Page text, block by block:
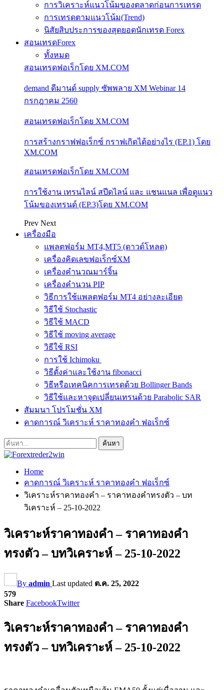
การวิเคราะห์แนวโน้มของตลาดก่อนการเทรด
การเทรดตามแนวโน้ม(Trend)
นิสัยสิบประการของสุดยอดนักเทรด Forex
สอนเทรดForex
ทั้งหมด
สอนเทรดฟอเร็กโดย XM.COM
demand ดีมานด์ supply ซัพพลาย XM Webinar 14
กรกฎาคม 2560
สอนเทรดฟอเร็กโดย XM.COM
การสร้างกราฟฟอเร็กซ์ กราฟเกิดได้อย่างไร (EP.1) โดย
XM.COM
สอนเทรดฟอเร็กโดย XM.COM
การใช้งาน เทรนไลน์ สปีดไลน์ และ แชนแนล เพื่อดูแนว
โน้มของเทรนด์ (EP.3)โดย XM.COM
Prev Next
เครื่องมือ
แพลตฟอร์ม MT4,MT5 (ดาวด์โหลด)
เครื่องคิดเลขฟอเร็กซ์XM
เครื่องคำนวณมาร์จิ้น
เครื่องคำนวน PIP
วิธีการใช้แพลตฟอร์ม MT4 อย่างละเอียด
วิธีใช้ Stochastic
วิธีใช้ MACD
วิธีใช้ moving average
วิธีใช้ RSI
การใช้ Ichimoku
วิธีตั้งค่าและใช้งาน fibonacci
วิธีหรือเทคนิคการเทรดด้วย Bollinger Bands
วิธีใช้และหาจุดเปลี่ยนเทรนด้วย Parabolic SAR
สัมมนา โปรโมชั่น XM
คาดการณ์ วิเคราะห์ ราคาทองคำ ฟอเร็กซ์
Home
คาดการณ์ วิเคราะห์ ราคาทองคำ ฟอเร็กซ์
วิเคราะห์ราคาทองคำ – ราคาทองคำทรงตัว – บท
วิเคราะห์ – 25-10-2022
วิเคราะห์ราคาทองคำ – ราคาทองคำ
ทรงตัว – บทวิเคราะห์ – 25-10-2022
By admin Last updated ต.ค. 25, 2022
579
Share FacebookTwitter
วิเคราะห์ราคาทองคำ – ราคาทองคำ
ทรงตัว – บทวิเคราะห์ – 25-10-2022